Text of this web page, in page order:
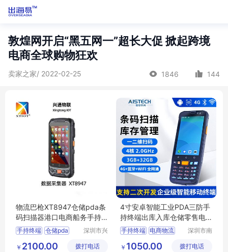
敦煌网开启“黑五网一”超长大促 掀起跨境
电商全球购物狂欢
卖家之家/ 2022-02-25 1846 144
物流巴枪XT8947仓储pda条
码扫描器港口电商船务手持
终端
手持终端 仓储pda
深圳市兴
技有限公
￥ 2100.00 拨打电话
4寸安卓智能工业PDA三防手
持终端出库入库仓储零售电
商物流盘点机
手持终端 电商物流
深圳市南
技有限公
￥ 1050.00 拨打电话